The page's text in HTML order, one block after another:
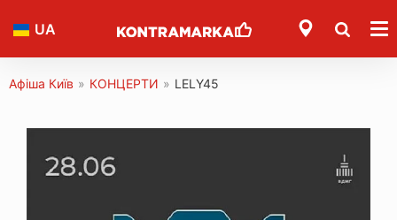
UA
Афіша Київ » КОНЦЕРТИ » LELY45